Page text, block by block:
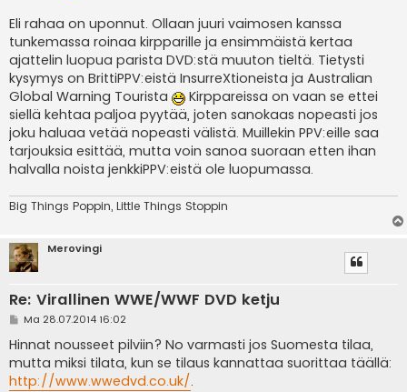
Eli rahaa on uponnut. Ollaan juuri vaimosen kanssa
tunkemassa roinaa kirpparille ja ensimmäistä kertaa
ajattelin luopua parista DVD:stä muuton tieltä. Tietysti
kysymys on BrittiPPV:eistä InsurreXtioneista ja Australian
Global Warning Tourista
Kirppareissa on vaan se ettei
siellä kehtaa paljoa pyytää, joten sanokaas nopeasti jos
joku haluaa vetää nopeasti välistä. Muillekin PPV:eille saa
tarjouksia esittää, mutta voin sanoa suoraan etten ihan
halvalla noista jenkkiPPV:eistä ole luopumassa.
Big Things Poppin, Little Things Stoppin
Merovingi
Re: Virallinen WWE/WWF DVD ketju
V
e
s
t
i
Ma 28.07.2014 16:02
Hinnat nousseet pilviin? No varmasti jos Suomesta tilaa,
mutta miksi tilata, kun se tilaus kannattaa suorittaa täällä:
http://www.wwedvd.co.uk/.